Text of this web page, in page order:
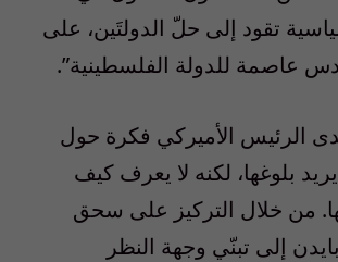
تقود إلى حلّ الدولتَين، على
عاصمة للدولة الفلسطينية”.
لدى الرئيس الأميركي فكرة حول
يريد بلوغها، لكنه لا يعرف كيف
من خلال التركيز على سحق
إلى تبنّي وجهة النظر